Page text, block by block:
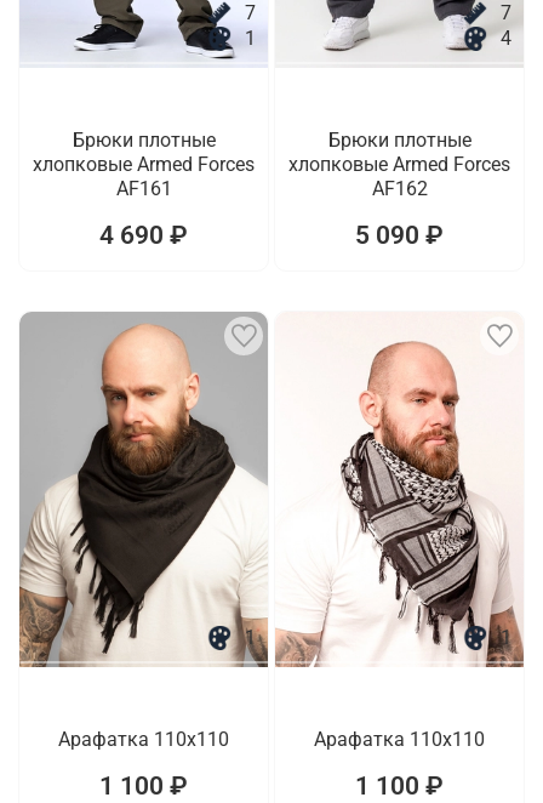
7
1
Брюки плотные
хлопковые Armed Forces
AF161
4 690 ₽
7
4
Брюки плотные
хлопковые Armed Forces
AF162
5 090 ₽
1
Арафатка 110x110
1 100 ₽
1
Арафатка 110x110
1 100 ₽